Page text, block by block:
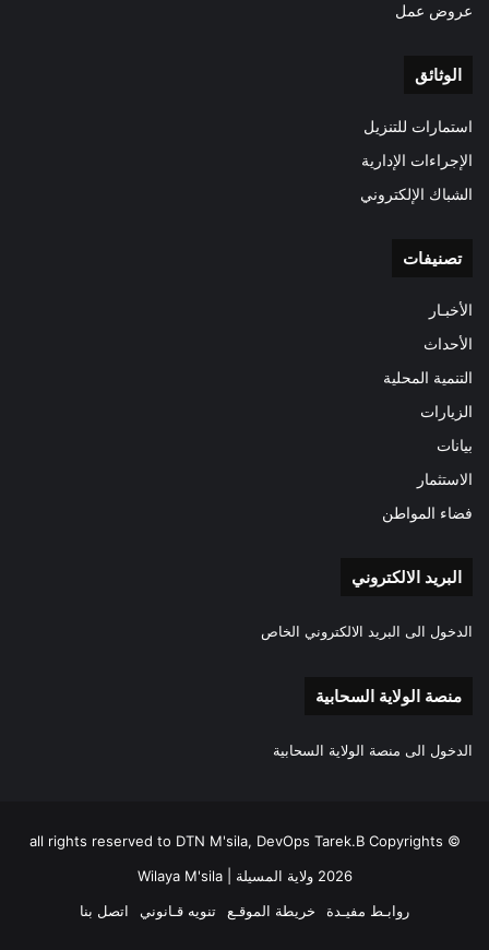
عروض عمل
الوثائق
استمارات للتنزيل
الإجراءات الإدارية
الشباك الإلكتروني
تصنيفات
الأخبـار
الأحداث
التنمية المحلية
الزيارات
بيانات
الاستثمار
فضاء المواطن
البريد الالكتروني
الدخول الى البريد الالكتروني الخاص
منصة الولاية السحابية
الدخول الى منصة الولاية السحابية
all rights reserved to DTN M'sila, DevOps Tarek.B Copyrights ©
2026 ولاية المسيلة | Wilaya M'sila
روابـط مفيـدة
خريطة الموقـع تنويه قـانوني اتصل بنا